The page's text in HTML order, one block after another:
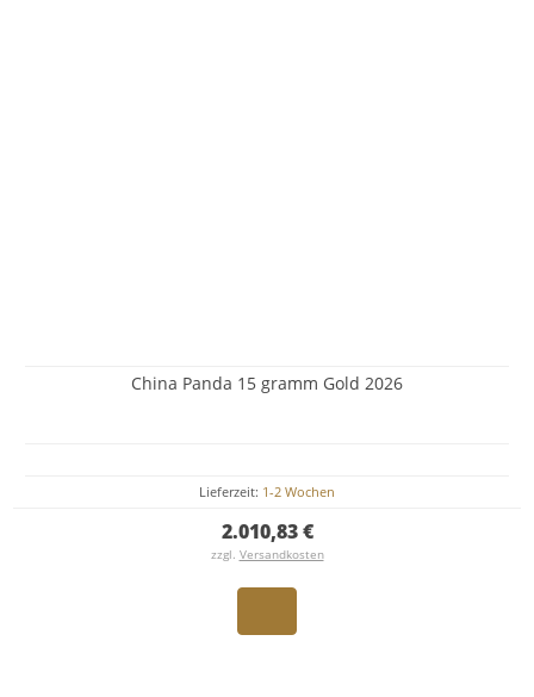
China Panda 15 gramm Gold 2026
Lieferzeit: 1-2 Wochen
2.010,83 €
zzgl. Versandkosten